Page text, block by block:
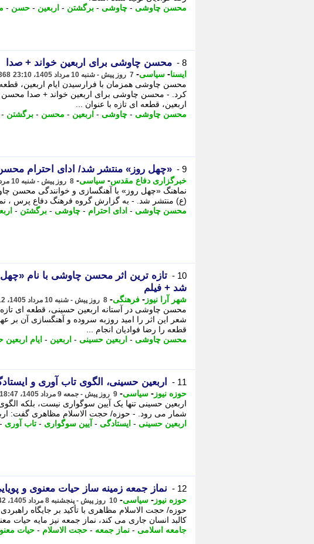
محسن چاوشی - چاوشی - برگشتن - اربعین - حسن -
8 - محسن چاوشی برای اربعین خواند + صدا
ایسنا- سیاسی- 7 روز پیش - شنبه 10 مرداد 1405، 23:10
کرد. - محسن چاوشی برای اربعین خواند + صدا محسن
اربعین، قطعه ای تازه با عنوان ...
محسن چاوشی - چاوشی - اربعین - محسن - برگشتن -
9 - «چهل روز» منتشر شد/ ادای احترام
خبرگزاری دفاع مقدس- سیاسی- 8 روز پیش - شنبه 10 مرداد 1405، 22:00
نماهنگ «چهل روز» با آهنگسازی و خوانندگی محسن
(ع) منتشر شد. - به گزارش گروه فرهنگ دفاع پرس ،
محسن چاوشی - ادای احترام - چاوشی - برگشتن -
10 -
شد + فیلم
شهر آرا نیوز - فرهنگی- 8 روز پیش - شنبه 10 مرداد 1405، 20:12
محسن چاوشی در آستانه اربعین حسینی، قطعه ای
شعر این اثر را امید روزبه سروده و آهنگسازی آن
قطعه را رضا فوادیان انجام ...
محسن چاوشی - اربعین حسینی - اربعین - ایام
11 - اربعین حسینی، الگوی تاب آوری و
حوزه نیوز - سیاسی- 9 روز پیش - جمعه 9 مرداد 1405، 18:47
اربعین حسینی تنها یک آیین سوگواری نیست، بلکه
شمار می رود. - حوزه/ حجت الاسلام مظاهری گفت:
اربعین حسینی - ایستادگی - آیین سوگواری - تاب آوری -
12 - نماز جمعه زمینه ساز حیات معنوی و
حوزه نیوز - سیاسی- 10 روز پیش - پنجشنبه 8 مرداد 1405، 08:42
حوزه/ حجت الاسلام مظاهری با تأکید بر جایگاه
کالبد انسان جاری می کند، نماز جمعه نیز مایه حیات
جامعه اسلامی - نماز جمعه - حجت الاسلام - حیات